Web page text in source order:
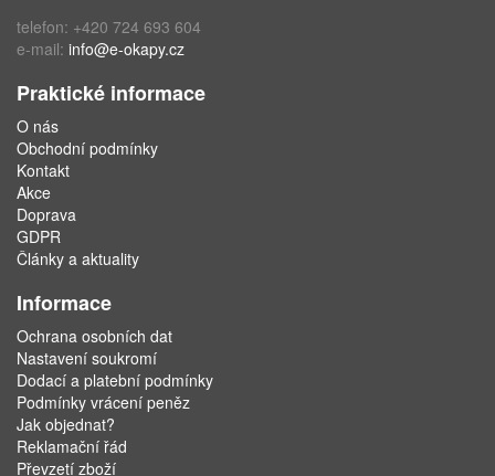
telefon: +420 724 693 604
e-mail: info@e-okapy.cz
Praktické informace
O nás
Obchodní podmínky
Kontakt
Akce
Doprava
GDPR
Články a aktuality
Informace
Ochrana osobních dat
Nastavení soukromí
Dodací a platební podmínky
Podmínky vrácení peněz
Jak objednat?
Reklamační řád
Převzetí zboží